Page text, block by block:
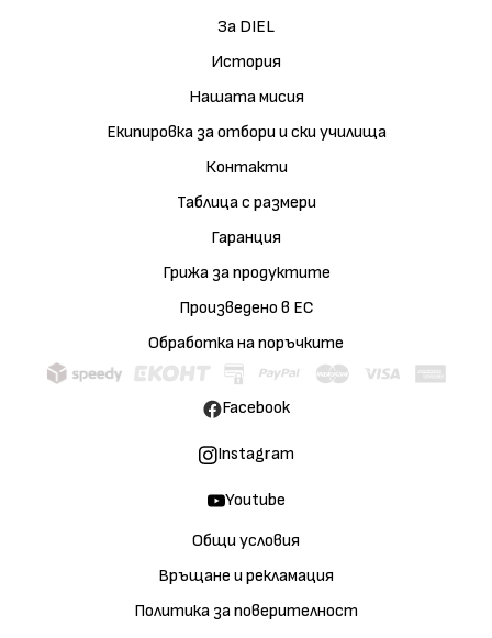
За DIEL
История
Нашата мисия
Екипировка за отбори и ски училища
Контакти
Таблица с размери
Гаранция
Грижа за продуктите
Произведено в ЕС
Обработка на поръчките
Общи условия
Връщане и рекламация
Политика за поверителност
Facebook
Instagram
Youtube